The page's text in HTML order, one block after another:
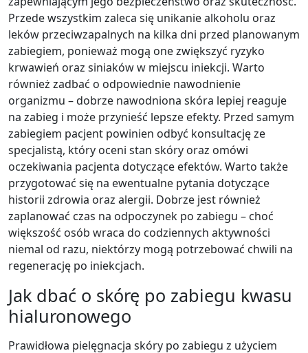
Przede wszystkim zaleca się unikanie alkoholu oraz
leków przeciwzapalnych na kilka dni przed planowanym
zabiegiem, ponieważ mogą one zwiększyć ryzyko
krwawień oraz siniaków w miejscu iniekcji. Warto
również zadbać o odpowiednie nawodnienie
organizmu – dobrze nawodniona skóra lepiej reaguje
na zabieg i może przynieść lepsze efekty. Przed samym
zabiegiem pacjent powinien odbyć konsultację ze
specjalistą, który oceni stan skóry oraz omówi
oczekiwania pacjenta dotyczące efektów. Warto także
przygotować się na ewentualne pytania dotyczące
historii zdrowia oraz alergii. Dobrze jest również
zaplanować czas na odpoczynek po zabiegu – choć
większość osób wraca do codziennych aktywności
niemal od razu, niektórzy mogą potrzebować chwili na
regenerację po iniekcjach.
Jak dbać o skórę po zabiegu kwasu
hialuronowego
Prawidłowa pielęgnacja skóry po zabiegu z użyciem